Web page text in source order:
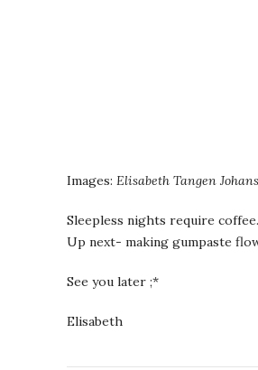
Images: Elisabeth Tangen
Sleepless nights require
Up next- making gumpaste
See you later ;*
Elisabeth